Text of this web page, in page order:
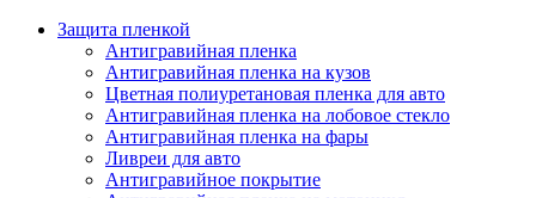
Защита пленкой
Антигравийная пленка
Антигравийная пленка на кузов
Цветная полиуретановая пленка для авто
Антигравийная пленка на лобовое стекло
Антигравийная пленка на фары
Ливреи для авто
Антигравийное покрытие